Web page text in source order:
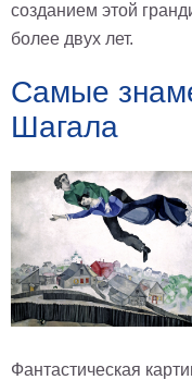
созданием этой
более двух лет.
Самые
Шагала
Фантастическая